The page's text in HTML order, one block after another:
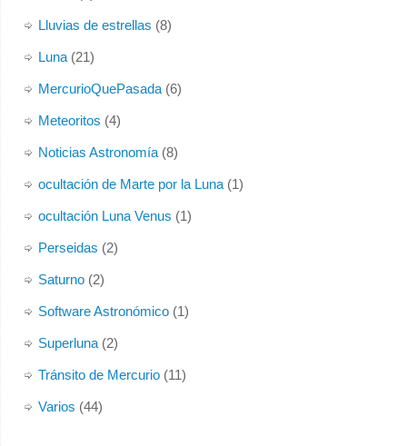
Lluvias de estrellas (8)
Luna(21)
MercurioQuePasada(6)
Meteoritos (4)
Noticias Astronomía(8)
ocultación de Marte por la Luna(1)
ocultación Luna Venus (1)
Perseidas (2)
Saturno(2)
Software Astronómico(1)
Superluna(2)
Tránsito de Mercurio(11)
Varios (44)